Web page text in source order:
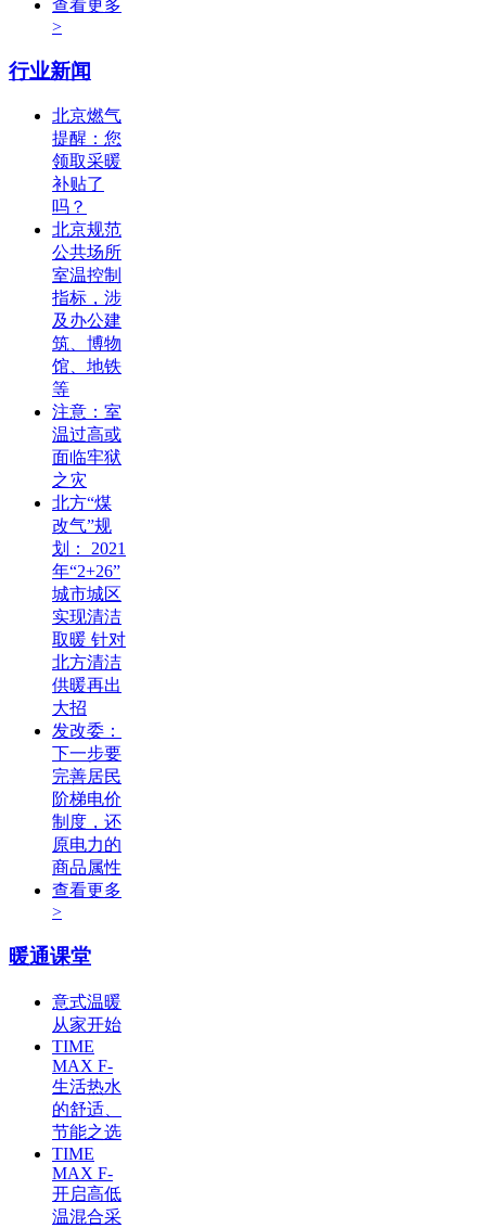
查看更多
>
行业新闻
北京燃气
提醒：您
领取采暖
补贴了
吗？
北京规范
公共场所
室温控制
指标，涉
及办公建
筑、博物
馆、地铁
等
注意：室
温过高或
面临牢狱
之灾
北方“煤
改气”规
划： 2021
年“2+26”
城市城区
实现清洁
取暖 针对
北方清洁
供暖再出
大招
发改委：
下一步要
完善居民
阶梯电价
制度，还
原电力的
商品属性
查看更多
>
暖通课堂
意式温暖
从家开始
TIME
MAX F-
生活热水
的舒适、
节能之选
TIME
MAX F-
开启高低
温混合采